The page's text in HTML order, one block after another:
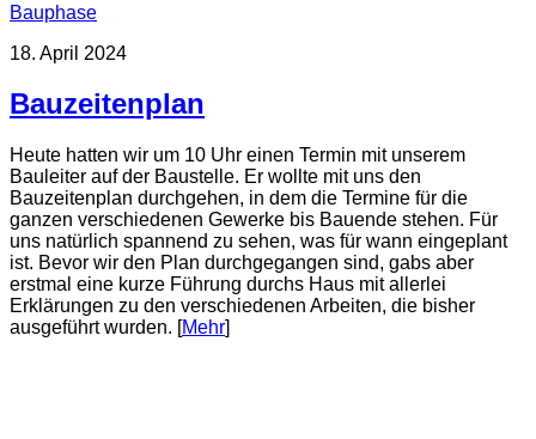
Bauphase
18. April 2024
Bauzeitenplan
Heute hatten wir um 10 Uhr einen Termin mit unserem
Bauleiter auf der Baustelle. Er wollte mit uns den
Bauzeitenplan durchgehen, in dem die Termine für die
ganzen verschiedenen Gewerke bis Bauende stehen. Für
uns natürlich spannend zu sehen, was für wann eingeplant
ist. Bevor wir den Plan durchgegangen sind, gabs aber
erstmal eine kurze Führung durchs Haus mit allerlei
Erklärungen zu den verschiedenen Arbeiten, die bisher
ausgeführt wurden. [Mehr]